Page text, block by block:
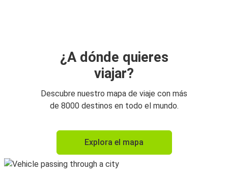
¿A dónde quieres
viajar?
Descubre nuestro mapa de viaje con más
de 8000 destinos en todo el mundo.
Explora el mapa